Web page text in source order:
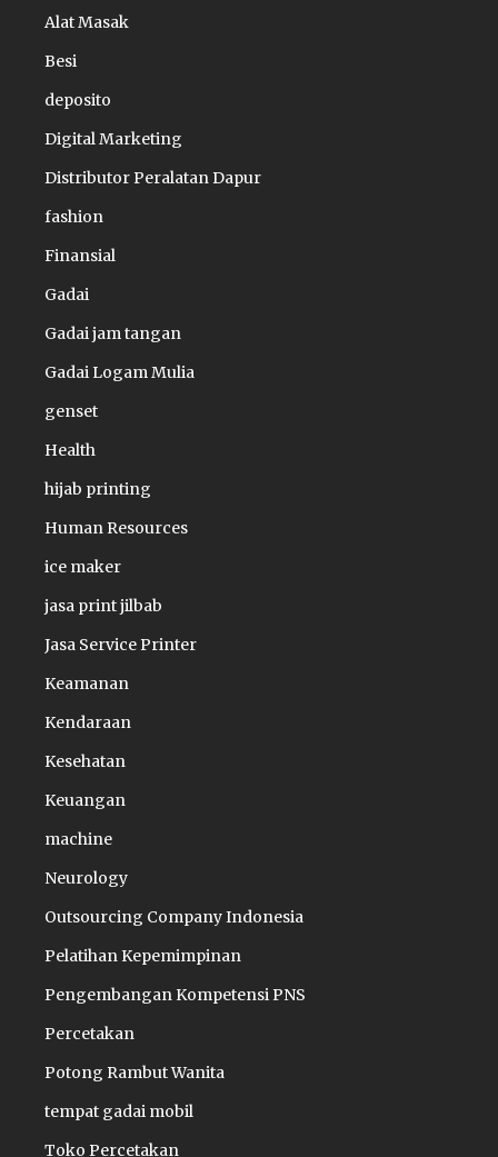
Alat Masak
Besi
deposito
Digital Marketing
Distributor Peralatan Dapur
fashion
Finansial
Gadai
Gadai jam tangan
Gadai Logam Mulia
genset
Health
hijab printing
Human Resources
ice maker
jasa print jilbab
Jasa Service Printer
Keamanan
Kendaraan
Kesehatan
Keuangan
machine
Neurology
Outsourcing Company Indonesia
Pelatihan Kepemimpinan
Pengembangan Kompetensi PNS
Percetakan
Potong Rambut Wanita
tempat gadai mobil
Toko Percetakan